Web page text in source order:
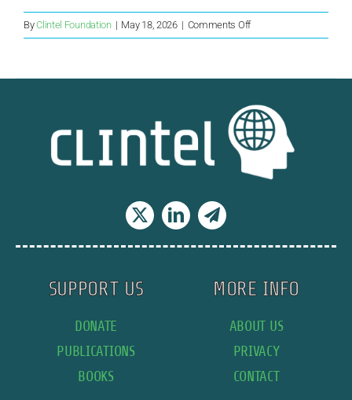
ByClintel Foundation | May 18, 2026 | Comments Offon
La
nuclear
Alemania
es
una
en
Net
SUPPORT US
DONATE
PUBLICATIONS
BOOKS
MORE INFO
ABOUT US
PRIVACY
CONTACT